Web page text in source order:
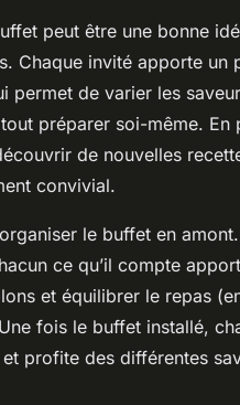
peut être une bonne
Chaque invité apporte un
permet de varier les
préparer soi-même. En
de nouvelles
convivial.
le buffet en amont.
ce qu’il compte
et équilibrer le repas
fois le buffet installé,
profite des différentes